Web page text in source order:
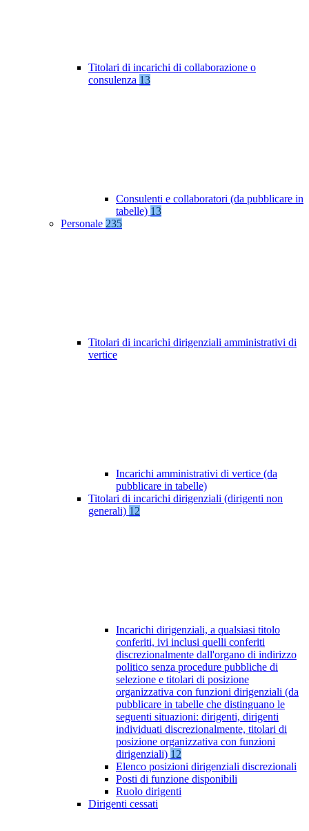
Titolari di incarichi di collaborazione o
consulenza 13
Consulenti e collaboratori (da pubblicare in
tabelle) 13
Personale 235
Titolari di incarichi dirigenziali amministrativi di
vertice
Incarichi amministrativi di vertice (da
pubblicare in tabelle)
Titolari di incarichi dirigenziali (dirigenti non
generali) 12
Incarichi dirigenziali, a qualsiasi titolo
conferiti, ivi inclusi quelli conferiti
discrezionalmente dall'organo di indirizzo
politico senza procedure pubbliche di
selezione e titolari di posizione
organizzativa con funzioni dirigenziali (da
pubblicare in tabelle che distinguano le
seguenti situazioni: dirigenti, dirigenti
individuati discrezionalmente, titolari di
posizione organizzativa con funzioni
dirigenziali) 12
Elenco posizioni dirigenziali discrezionali
Posti di funzione disponibili
Ruolo dirigenti
Dirigenti cessati